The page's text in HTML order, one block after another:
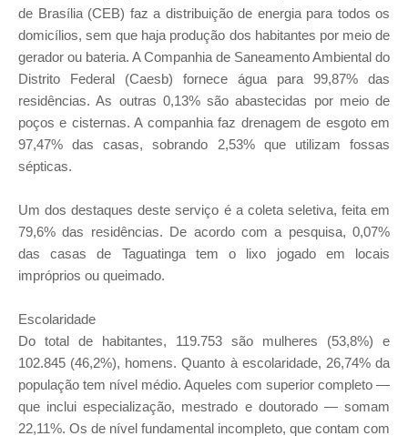
de Brasília (CEB) faz a distribuição de energia para todos os
domicílios, sem que haja produção dos habitantes por meio de
gerador ou bateria. A Companhia de Saneamento Ambiental do
Distrito Federal (Caesb) fornece água para 99,87% das
residências. As outras 0,13% são abastecidas por meio de
poços e cisternas. A companhia faz drenagem de esgoto em
97,47% das casas, sobrando 2,53% que utilizam fossas
sépticas.
Um dos destaques deste serviço é a coleta seletiva, feita em
79,6% das residências. De acordo com a pesquisa, 0,07%
das casas de Taguatinga tem o lixo jogado em locais
impróprios ou queimado.
Escolaridade
Do total de habitantes, 119.753 são mulheres (53,8%) e
102.845 (46,2%), homens. Quanto à escolaridade, 26,74% da
população tem nível médio. Aqueles com superior completo —
que inclui especialização, mestrado e doutorado — somam
22,11%. Os de nível fundamental incompleto, que contam com